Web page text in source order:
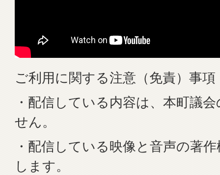
ご利用に関する注意（免責）事項
・配信している内容は、本町議
せん。
・配信している映像と音声の著
します。